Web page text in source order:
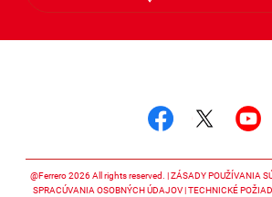
@Ferrero 2026 All rights reserved. ZÁSADY POUŽÍVANIA
SPRACÚVANIA OSOBNÝCH ÚDAJOV TECHNICKÉ